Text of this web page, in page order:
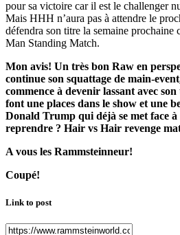
pour sa victoire car il est le challenger
Mais HHH n’aura pas à attendre le
défendra son titre la semaine
Man Standing Match.
Mon avis! Un très bon Raw en
continue son squattage de main-
commence à devenir lassant avec
font une places dans le show et une
Donald Trump qui déjà se met face
reprendre ? Hair vs Hair revenge
A vous les Rammsteinneur!
Coupé!
Link to post